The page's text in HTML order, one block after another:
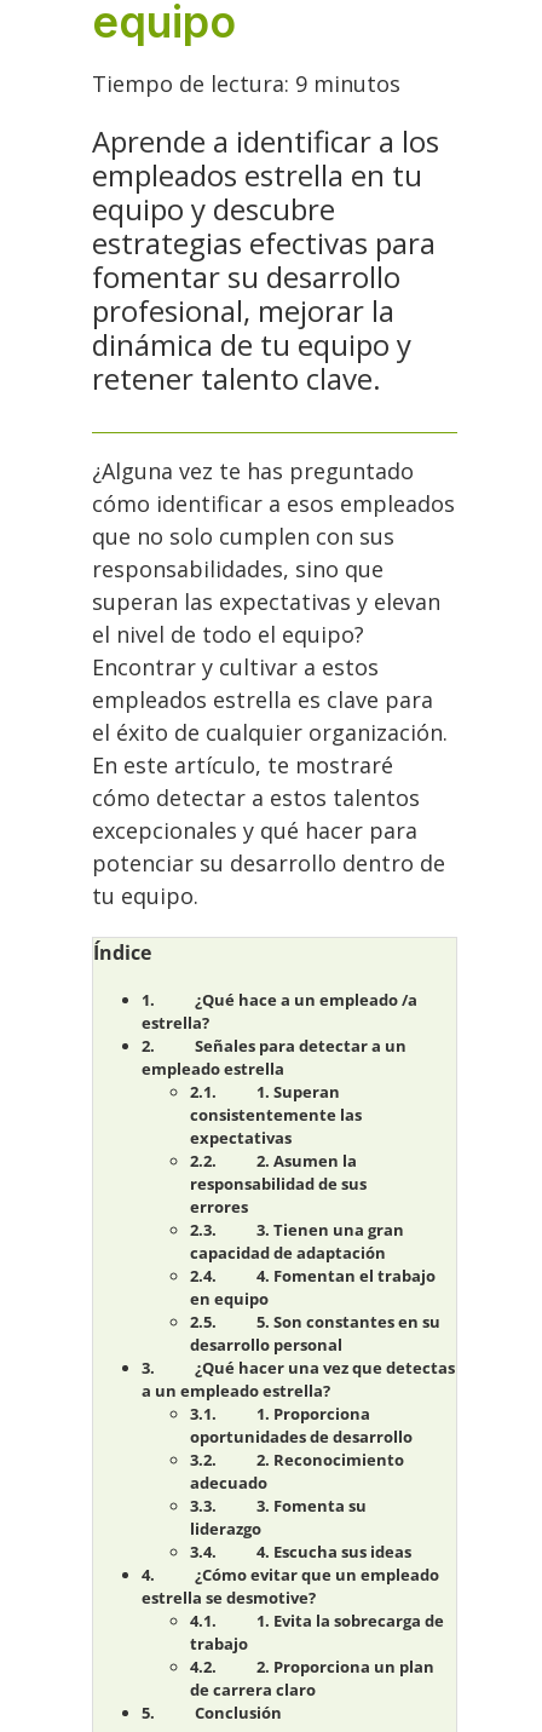
equipo
Tiempo de lectura: 9 minutos
Aprende a identificar a los
empleados estrella en tu
equipo y descubre
estrategias efectivas para
fomentar su desarrollo
profesional, mejorar la
dinámica de tu equipo y
retener talento clave.
¿Alguna vez te has preguntado
cómo identificar a esos empleados
que no solo cumplen con sus
responsabilidades, sino que
superan las expectativas y elevan
el nivel de todo el equipo?
Encontrar y cultivar a estos
empleados estrella es clave para
el éxito de cualquier organización.
En este artículo, te mostraré
cómo detectar a estos talentos
excepcionales y qué hacer para
potenciar su desarrollo dentro de
tu equipo.
Índice
¿Qué hace a un empleado /a
estrella?
Señales para detectar a un
empleado estrella
1. Superan
consistentemente las
expectativas
2. Asumen la
responsabilidad de sus
errores
3. Tienen una gran
capacidad de adaptación
4. Fomentan el trabajo
en equipo
5. Son constantes en su
desarrollo personal
¿Qué hacer una vez que detectas
a un empleado estrella?
1. Proporciona
oportunidades de desarrollo
2. Reconocimiento
adecuado
3. Fomenta su
liderazgo
4. Escucha sus ideas
¿Cómo evitar que un empleado
estrella se desmotive?
1. Evita la sobrecarga de
trabajo
2. Proporciona un plan
de carrera claro
Conclusión